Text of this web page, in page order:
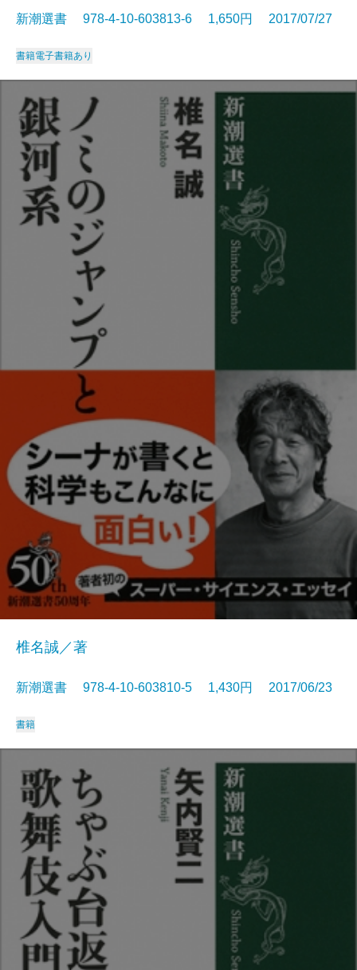
新潮選書 978-4-10-603813-6 1,650円 2017/07/27
書籍電子書籍あり
椎名誠／著
新潮選書 978-4-10-603810-5 1,430円 2017/06/23
書籍